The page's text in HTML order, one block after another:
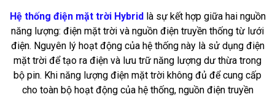
Hệ thống điện mặt trời Hybrid là sự kết hợp giữa hai nguồn
năng lượng: điện mặt trời và nguồn điện truyền thống từ lưới
điện. Nguyên lý hoạt động của hệ thống này là sử dụng điện
mặt trời để tạo ra điện và lưu trữ năng lượng dư thừa trong
bộ pin. Khi năng lượng điện mặt trời không đủ để cung cấp
cho toàn bộ hoạt động của hệ thống, nguồn điện truyền